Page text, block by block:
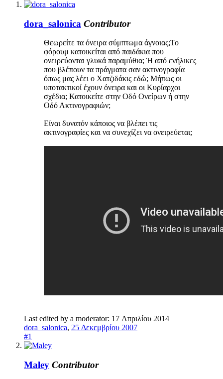
dora_salonica Contributor
Θεωρείτε τα όνειρα σύμπτωμα άγνοιας;Το
φόρουμ κατοικείται από παιδάκια που
ονειρεύονται γλυκά παραμύθια; Ή από ενήλικες
που βλέπουν τα πράγματα σαν ακτινογραφία
όπως μας λέει ο Χατζιδάκις εδώ; Μήπως οι
υποτακτικοί έχουν όνειρα και οι Κυρίαρχοι
σχέδια; Κατοικείτε στην Οδό Ονείρων ή στην
Οδό Ακτινογραφιών;
Είναι δυνατόν κάποιος να βλέπει τις
ακτινογραφίες και να συνεχίζει να ονειρεύεται;
Last edited by a moderator: 17 Απριλίου 2014
dora_salonica, 25 Δεκεμβρίου 2007
#1
Maley Contributor